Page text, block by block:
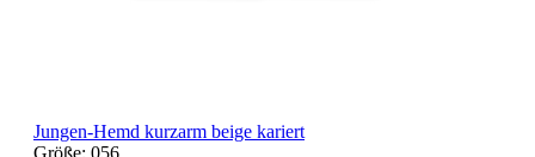
Jungen-Hemd kurzarm beige kariert